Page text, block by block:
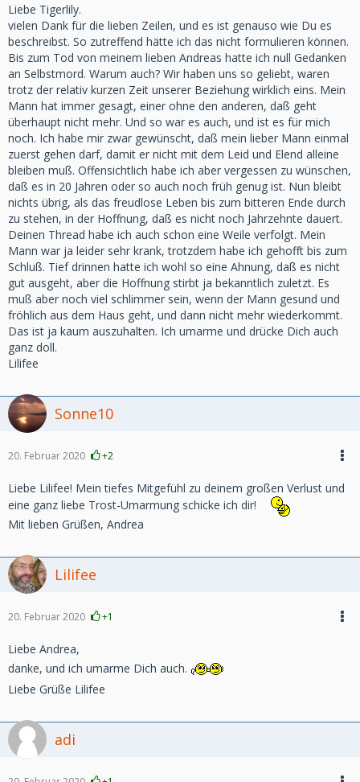
Liebe Tigerlily.
vielen Dank für die lieben Zeilen, und es ist genauso wie Du es
beschreibst. So zutreffend hätte ich das nicht formulieren können.
Bis zum Tod von meinem lieben Andreas hatte ich null Gedanken
an Selbstmord. Warum auch? Wir haben uns so geliebt, waren
trotz der relativ kurzen Zeit unserer Beziehung wirklich eins. Mein
Mann hat immer gesagt, einer ohne den anderen, daß geht
überhaupt nicht mehr. Und so war es auch, und ist es für mich
noch. Ich habe mir zwar gewünscht, daß mein lieber Mann einmal
zuerst gehen darf, damit er nicht mit dem Leid und Elend alleine
bleiben muß. Offensichtlich habe ich aber vergessen zu wünschen,
daß es in 20 Jahren oder so auch noch früh genug ist. Nun bleibt
nichts übrig, als das freudlose Leben bis zum bitteren Ende durch
zu stehen, in der Hoffnung, daß es nicht noch Jahrzehnte dauert.
Deinen Thread habe ich auch schon eine Weile verfolgt. Mein
Mann war ja leider sehr krank, trotzdem habe ich gehofft bis zum
Schluß. Tief drinnen hatte ich wohl so eine Ahnung, daß es nicht
gut ausgeht, aber die Hoffnung stirbt ja bekanntlich zuletzt. Es
muß aber noch viel schlimmer sein, wenn der Mann gesund und
fröhlich aus dem Haus geht, und dann nicht mehr wiederkommt.
Das ist ja kaum auszuhalten. Ich umarme und drücke Dich auch
ganz doll.
Lilifee
Sonne10
20. Februar 2020 +2
Liebe Lilifee! Mein tiefes Mitgefühl zu deinem großen Verlust und
eine ganz liebe Trost-Umarmung schicke ich dir!
Mit lieben Grüßen, Andrea
Lilifee
20. Februar 2020 +1
Liebe Andrea,
danke, und ich umarme Dich auch.
Liebe Grüße Lilifee
adi